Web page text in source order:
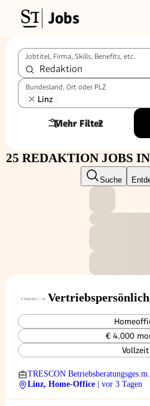
Jobs
Jobtitel, Firma, Skills, Benefits, etc.
Bundesland, Ort oder PLZ
Linz
Mehr Filter
2
25 REDAKTION JOBS
Suche
€ 4.000
Vollzeit
TRESCON
Linz, Home-Office
| vor 3 Tagen